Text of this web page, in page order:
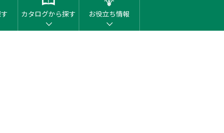
カタログから探す お役立ち情報